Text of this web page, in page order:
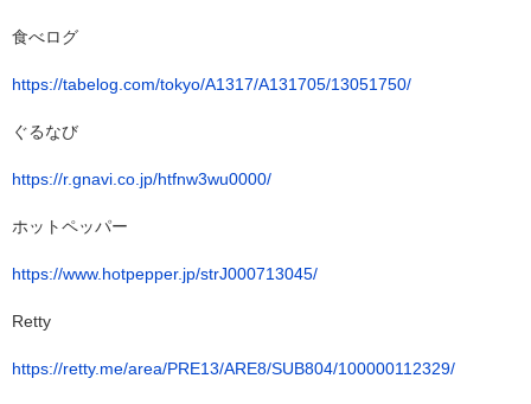
食べログ
https://tabelog.com/tokyo/A1317/A131705/13051750/
ぐるなび
https://r.gnavi.co.jp/htfnw3wu0000/
ホットペッパー
https://www.hotpepper.jp/strJ000713045/
Retty
https://retty.me/area/PRE13/ARE8/SUB804/100000112329/